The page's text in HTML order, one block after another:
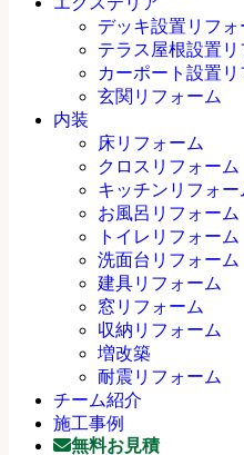
デッキ設置リフォ
テラス屋根設置リ
カーポート設置リ
玄関リフォーム
内装
床リフォーム
クロスリフォーム
キッチンリフォー
お風呂リフォーム
トイレリフォーム
洗面台リフォーム
建具リフォーム
窓リフォーム
収納リフォーム
増改築
耐震リフォーム
チーム紹介
施工事例
無料お見積